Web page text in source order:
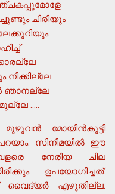
ചിരിയും
ഞാനല്ലേ
.....
മുഴുവന്‍ മോയിന്‍കുട്ടി
സിനിമയില്‍ ഈ
നേരിയ ചില
ഉപയോഗിച്ചത്.
വൈദ്യര്‍ എഴുതില്ല.